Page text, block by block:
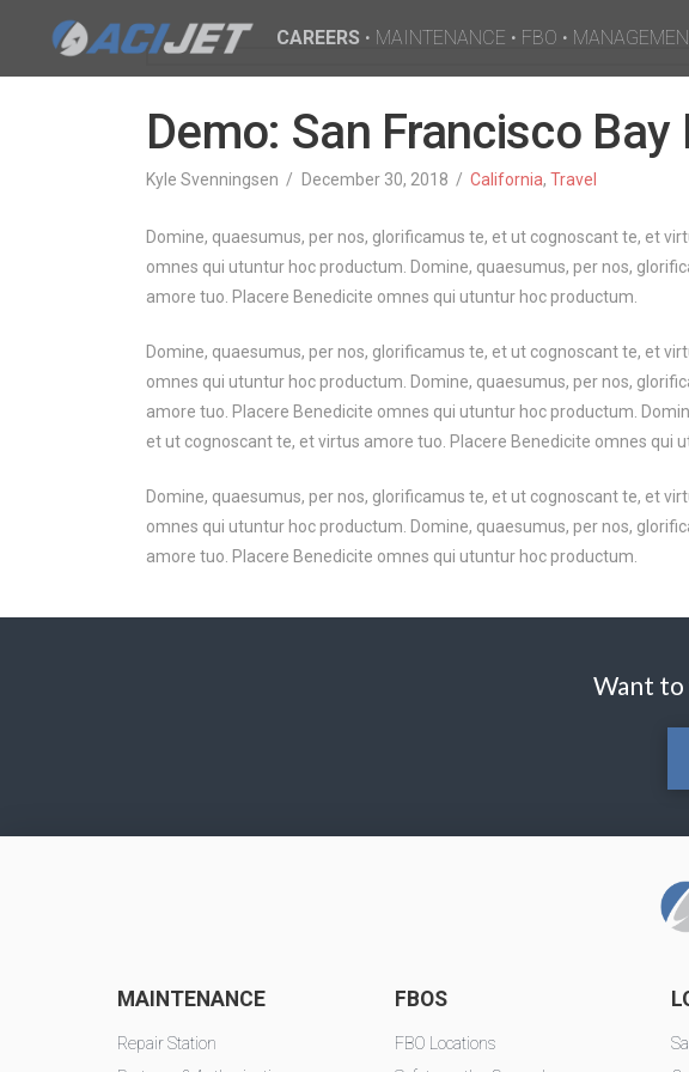
CAREERS • MAINTENANCE • FBO •
Demo: San Francisco Bay
Kyle Svenningsen December 30, 2018 California,Travel
Domine, quaesumus, per nos, glorificamus te, et ut cognoscant te, et
omnes qui utuntur hoc productum. Domine, quaesumus, per nos,
amore tuo. Placere Benedicite omnes qui utuntur hoc productum.
Domine, quaesumus, per nos, glorificamus te, et ut cognoscant te, et
omnes qui utuntur hoc productum. Domine, quaesumus, per nos,
amore tuo. Placere Benedicite omnes qui utuntur hoc productum.
et ut cognoscant te, et virtus amore tuo. Placere Benedicite omnes qui
Domine, quaesumus, per nos, glorificamus te, et ut cognoscant te, et
omnes qui utuntur hoc productum. Domine, quaesumus, per nos,
amore tuo. Placere Benedicite omnes qui utuntur hoc productum.
Want to
MAINTENANCE
Repair Station
FBOS
FBO Locations